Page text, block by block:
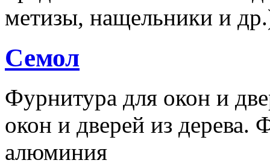
метизы, нащельники и
Семол
Фурнитура для окон и
окон и дверей из дерева.
алюминия